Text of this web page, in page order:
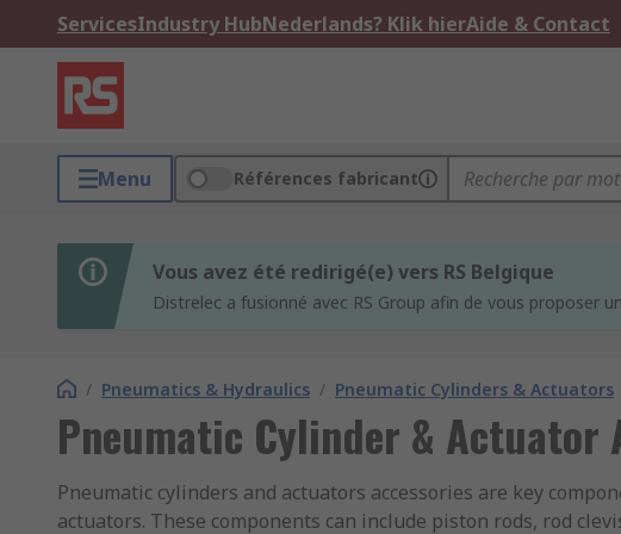
ServicesIndustry HubNederlands? Klik hierAide & Contact
Menu Références fabricant
Vous avez été redirigé(e) vers RS Belgique
Distrelec a fusionné avec RS Group afin de vous proposer
/ Pneumatics & Hydraulics / Pneumatic Cylinders & Actuators
Pneumatic Cylinder & Actuator
Pneumatic cylinders and actuators accessories are key
actuators. These components can include piston rods, rod